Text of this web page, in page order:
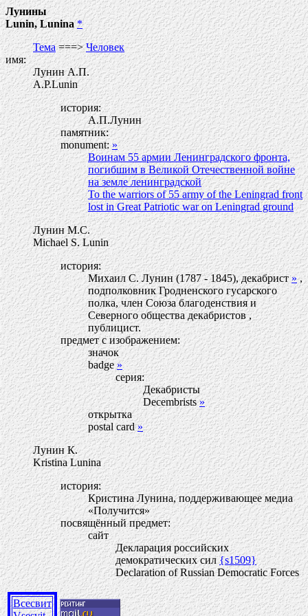
Лунины
Lunin, Lunina *
Тема===>Человек
имя:
Лунин А.П.
A.P.Lunin
история:
А.П.Лунин
памятник:
monument:»
Воинам 55 армии Ленинградского фронта,
погибшим в Великой Отечественной войне
на земле ленинградской
To the warriors of 55 army of the Leningrad front
lost in Great Patriotic war on Leningrad ground
Лунин М.С.
Michael S. Lunin
история:
Михаил С. Лунин (1787 - 1845), декабрист»,
подполковник Гродненского гусарского
полка, член Союза благоденствия и
Северного общества декабристов ,
публицист.
предмет с изображением:
значок
badge»
серия:
Декабристы
Decembrists»
открытка
postal card»
Лунин К.
Kristina Lunina
история:
Кристина Лунина, поддерживающее медиа
«Получится»
посвящённый предмет:
сайт
Декларация российских
демократических сил{s1509}
Declaration of Russian Democratic Forces
Всесвит